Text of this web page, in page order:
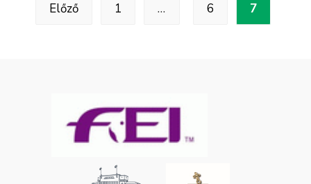
Előző 1 … 6 7